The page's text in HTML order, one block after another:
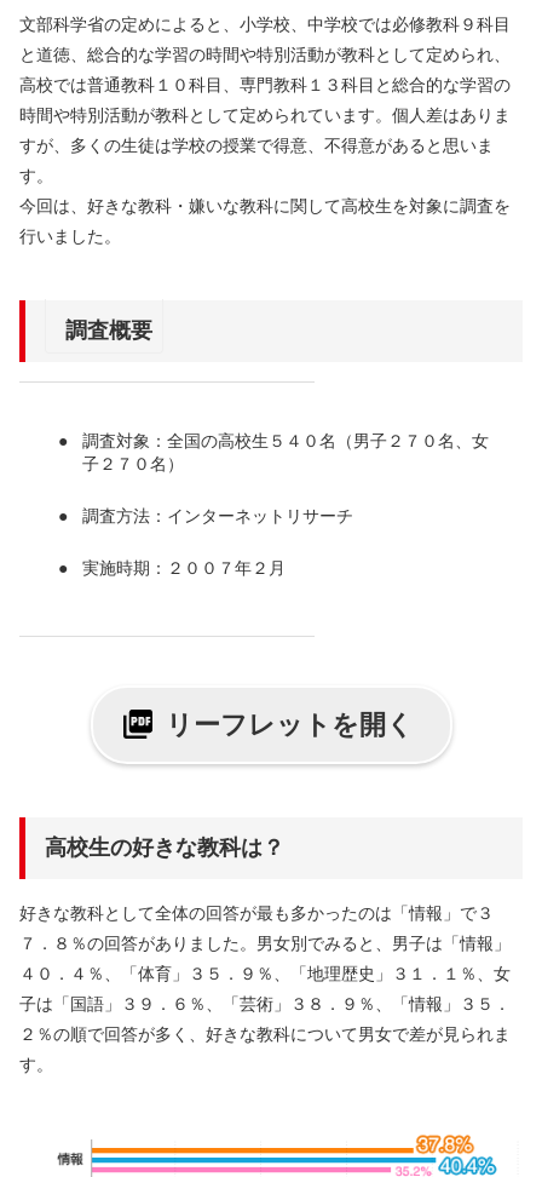
文部科学省の定めによると、小学校、中学校では必修教科９科目
と道徳、総合的な学習の時間や特別活動が教科として定められ、
高校では普通教科１０科目、専門教科１３科目と総合的な学習の
時間や特別活動が教科として定められています。個人差はありま
すが、多くの生徒は学校の授業で得意、不得意があると思いま
す。
今回は、好きな教科・嫌いな教科に関して高校生を対象に調査を
行いました。
調査概要
調査対象：全国の高校生５４０名（男子２７０名、女
子２７０名）
調査方法：インターネットリサーチ
実施時期：２００７年２月
リーフレットを開く
高校生の好きな教科は？
好きな教科として全体の回答が最も多かったのは「情報」で３
７．８％の回答がありました。男女別でみると、男子は「情報」
４０．４％、「体育」３５．９％、「地理歴史」３１．１％、女
子は「国語」３９．６％、「芸術」３８．９％、「情報」３５．
２％の順で回答が多く、好きな教科について男女で差が見られま
す。